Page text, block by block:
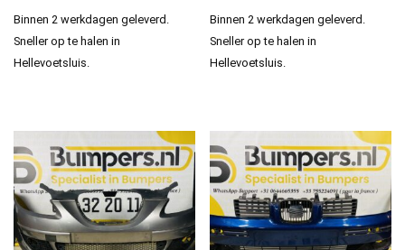
Binnen 2 werkdagen geleverd.
Sneller op te halen in
Hellevoetsluis.
Binnen 2 werkdagen geleverd.
Sneller op te halen in
Hellevoetsluis.